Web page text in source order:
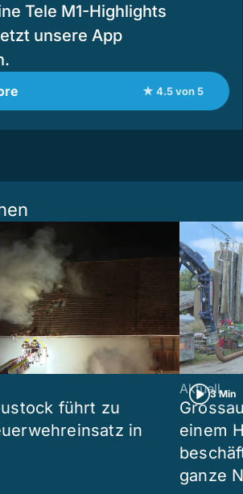
Tele M1-Highlights
unsere App
★ 4.5 von 5
führt zu
in
3 Min
Aktuell
einem
ganze